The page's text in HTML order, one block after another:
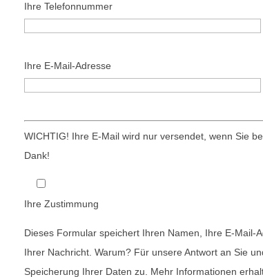
Ihre Telefonnummer
t
e
l
s
e
d
i
Ihre E-Mail-Adresse
i
t
a
s
s
WICHTIG! Ihre E-Mail wird nur versendet, wenn Sie
Dank!
Ihre Zustimmung
Dieses Formular speichert Ihren Namen, Ihre E-Mail-
Ihrer Nachricht. Warum? Für unsere Antwort an Sie
Speicherung Ihrer Daten zu. Mehr Informationen